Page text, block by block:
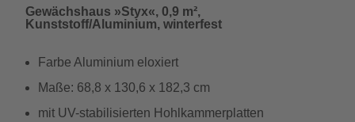
Gewächshaus »Styx«, 0,9 m²,
Kunststoff/Aluminium, winterfest
Farbe Aluminium eloxiert
Maße: 68,8 x 130,6 x 182,3 cm
mit UV-stabilisierten Hohlkammerplatten